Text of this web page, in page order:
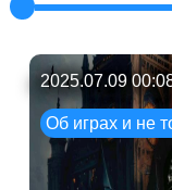
2025.07.09
Об играх и не